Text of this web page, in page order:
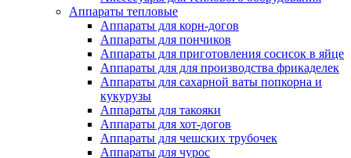
Аппараты тепловые
Аппараты для корн-догов
Аппараты для пончиков
Аппараты для приготовления сосисок в яйце
Аппараты для для производства фрикаделек
Аппараты для сахарной ваты попкорна и
кукурузы
Аппараты для такояки
Аппараты для хот-догов
Аппараты для чешских трубочек
Аппараты для чурос